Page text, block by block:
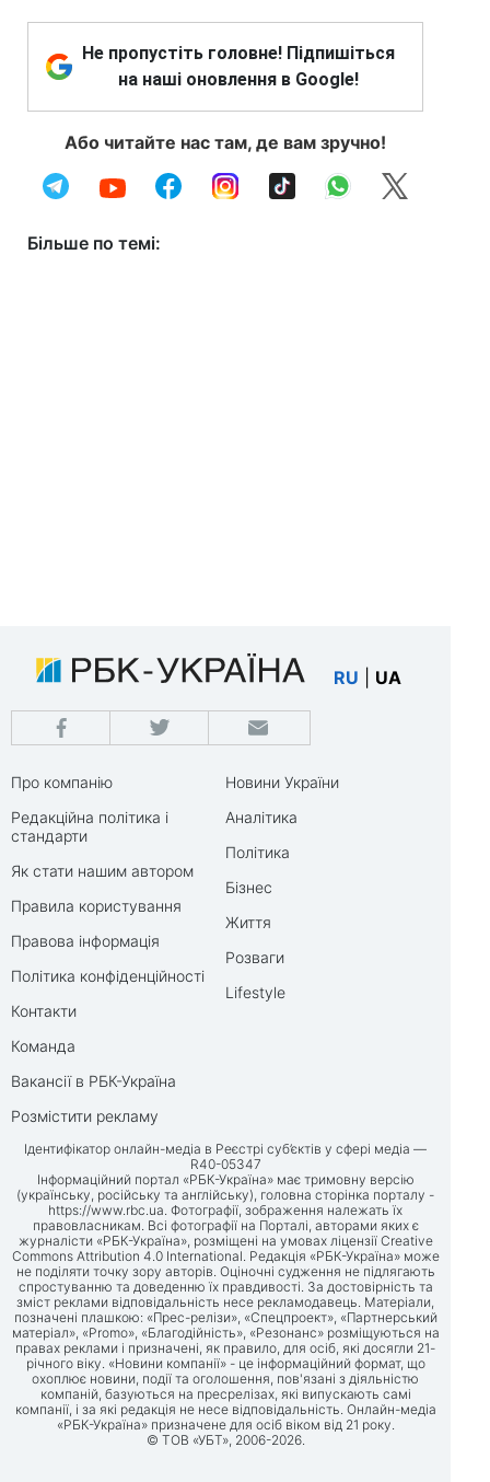
Не пропустіть головне! Підпишіться
на наші оновлення в Google!
Або читайте нас там, де вам зручно!
Більше по темі:
RU UA
Про компанію
Редакційна політика і
стандарти
Як стати нашим автором
Правила користування
Правова інформація
Політика конфіденційності
Контакти
Команда
Вакансії в РБК-Україна
Розмістити рекламу
Новини України
Аналітика
Політика
Бізнес
Життя
Розваги
Lifestyle
Ідентифікатор онлайн-медіа в Реєстрі суб’єктів у сфері медіа —
R40-05347
Інформаційний портал «РБК-Україна» має тримовну версію
(українську, російську та англійську), головна сторінка порталу -
https://www.rbc.ua. Фотографії, зображення належать їх
правовласникам. Всі фотографії на Порталі, авторами яких є
журналісти «РБК-Україна», розміщені на умовах ліцензії Creative
Commons Attribution 4.0 International. Редакція «РБК-Україна» може
не поділяти точку зору авторів. Оціночні судження не підлягають
спростуванню та доведенню їх правдивості. За достовірність та
зміст реклами відповідальність несе рекламодавець. Матеріали,
позначені плашкою: «Прес-релізи», «Спецпроект», «Партнерський
матеріал», «Promo», «Благодійність», «Резонанс» розміщуються на
правах реклами і призначені, як правило, для осіб, які досягли 21-
річного віку. «Новини компанії» - це інформаційний формат, що
охоплює новини, події та оголошення, пов'язані з діяльністю
компаній, базуються на пресрелізах, які випускають самі
компанії, і за які редакція не несе відповідальність. Онлайн-медіа
«РБК-Україна» призначене для осіб віком від 21 року.
© ТОВ «УБТ», 2006-2026.